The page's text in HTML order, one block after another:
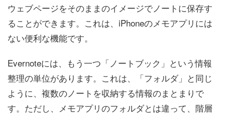
ウェブページをそのままのイメージでノートに保存す
ることができます。これは、iPhoneのメモアプリには
ない便利な機能です。
Evernoteには、もう一つ「ノートブック」という情報
整理の単位があります。これは、「フォルダ」と同じ
ように、複数のノートを収納する情報のまとまりで
す。ただし、メモアプリのフォルダとは違って、階層